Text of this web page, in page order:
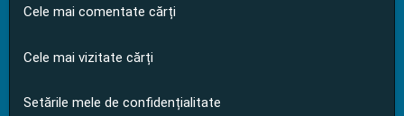
Cele mai comentate cărți
Cele mai vizitate cărți
Setările mele de confidențialitate